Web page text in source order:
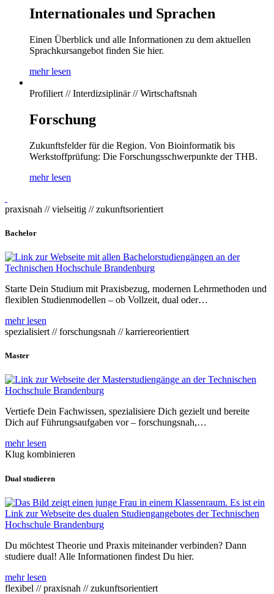
Internationales und Sprachen
Einen Überblick und alle Informationen zu dem aktuellen
Sprachkursangebot finden Sie hier.
mehr lesen
Profiliert // Interdizsiplinär // Wirtschaftsnah
Forschung
Zukunftsfelder für die Region. Von Bioinformatik bis
Werkstoffprüfung: Die Forschungsschwerpunkte der THB.
mehr lesen
praxisnah // vielseitig // zukunftsorientiert
Bachelor
Starte Dein Studium mit Praxisbezug, modernen Lehrmethoden und
flexiblen Studienmodellen – ob Vollzeit, dual oder…
mehr lesen
spezialisiert // forschungsnah // karriereorientiert
Master
Vertiefe Dein Fachwissen, spezialisiere Dich gezielt und bereite
Dich auf Führungsaufgaben vor – forschungsnah,…
mehr lesen
Klug kombinieren
Dual studieren
Du möchtest Theorie und Praxis miteinander verbinden? Dann
studiere dual! Alle Informationen findest Du hier.
mehr lesen
flexibel // praxisnah // zukunftsorientiert